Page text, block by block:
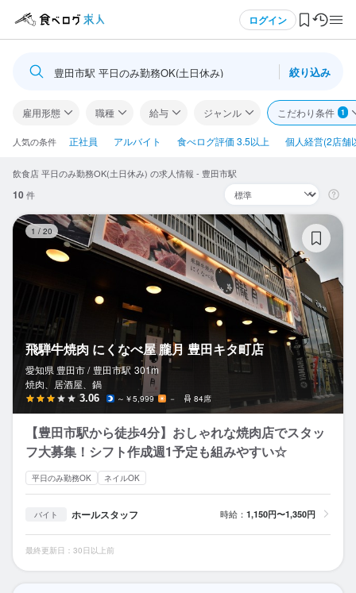
ログイン
ログイン・無料会員登録
食べログ求人TOP
求人検索
閲覧履歴
検索履歴・保存した条件
応募履歴
WEB履歴書
スカウト・メルマガ受信設定
ヘルプ・お問い合わせフォーム
掲載をご検討の店舗様へ
食べログ求人PRESS
豊田市駅 平日のみ勤務OK(土日休み) 絞り込み
雇用形態 職種 給与 ジャンル こだわり条件 1
人気の条件 正社員 アルバイト 食べログ評価 3.5以上 個人経営(2店舗
飲食店 平日のみ勤務OK(土日休み) の求人情報 - 豊田市駅
10件
1 / 20
飛騨牛焼肉 にくなべ屋 朧月 豊田キタ町店
愛知県 豊田市 / 豊田市駅 301m
焼肉、居酒屋、鍋
3.06 ～￥5,999 － 84席
【豊田市駅から徒歩4分】おしゃれな焼肉店でスタッ
フ大募集！シフト作成週1予定も組みやすい☆
平日のみ勤務OK ネイルOK
バイト ホールスタッフ 時給： 1,150円〜1,350円
最終更新日：30日以上前